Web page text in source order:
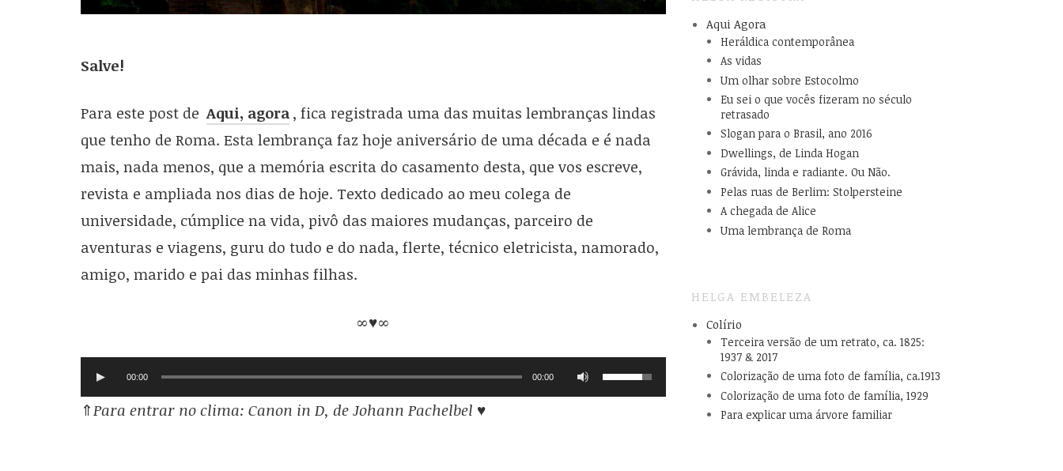
Salve!
Para este post de Aqui, agora , fica registrada uma das muitas lembranças lindas
que tenho de Roma. Esta lembrança faz hoje aniversário de uma década e é nada
mais, nada menos, que a memória escrita do casamento desta, que vos escreve,
revista e ampliada nos dias de hoje. Texto dedicado ao meu colega de
universidade, cúmplice na vida, pivô das maiores mudanças, parceiro de
aventuras e viagens, guru do tudo e do nada, flerte, técnico eletricista, namorado,
amigo, marido e pai das minhas filhas.
∞♥∞
00:00 00:00
⇑Para entrar no clima: Canon in D, de Johann Pachelbel ♥
Aqui Agora
Heráldica contemporânea
As vidas
Um olhar sobre Estocolmo
Eu sei o que vocês fizeram no século
retrasado
Slogan para o Brasil, ano 2016
Dwellings, de Linda Hogan
Grávida, linda e radiante. Ou Não.
Pelas ruas de Berlim: Stolpersteine
A chegada de Alice
Uma lembrança de Roma
HELGA EMBELEZA
Colírio
Terceira versão de um retrato, ca. 1825:
1937 & 2017
Colorização de uma foto de família, ca.1913
Colorização de uma foto de família, 1929
Para explicar uma árvore familiar